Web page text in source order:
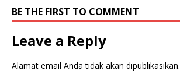
BE THE FIRST TO COMMENT
Leave a Reply
Alamat email Anda tidak akan dipublikasikan.